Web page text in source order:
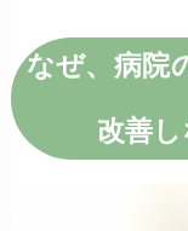
なぜ、病院
改善